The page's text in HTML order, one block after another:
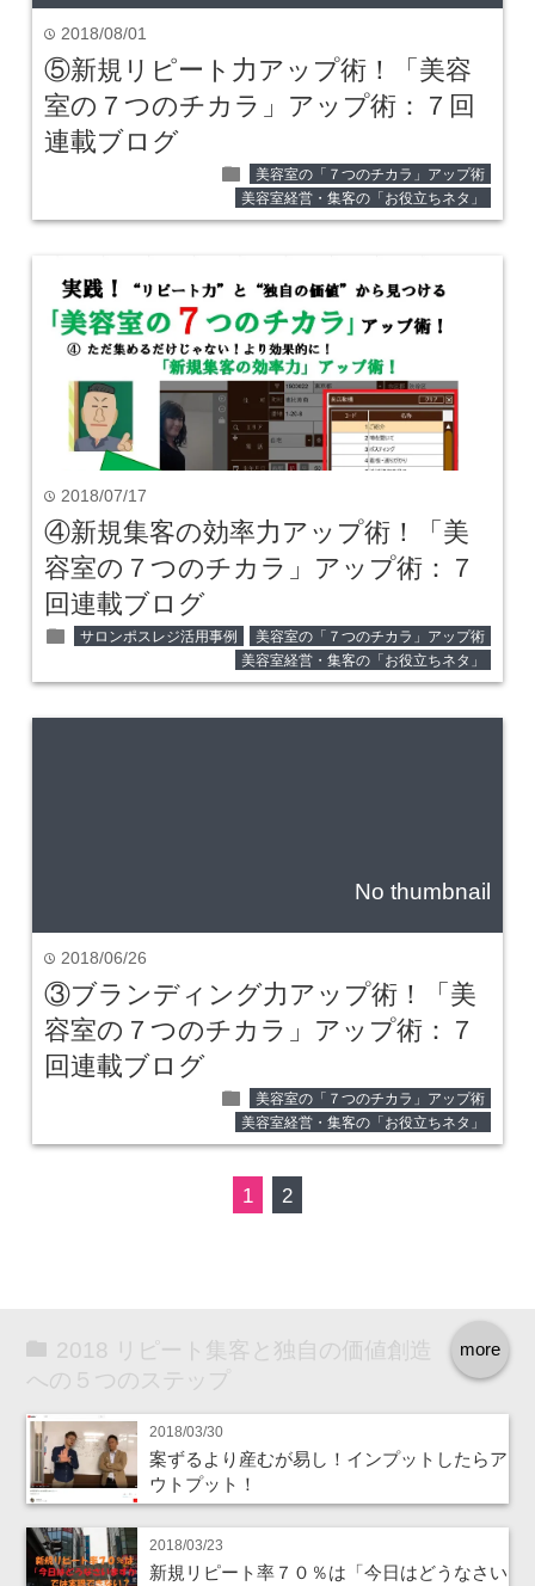
time 2018/08/01
⑤新規リピート力アップ術！「美容
室の７つのチカラ」アップ術：７回
連載ブログ
folder
美容室の「７つのチカラ」アップ術
美容室経営・集客の「お役立ちネタ」
time 2018/07/17
④新規集客の効率力アップ術！「美
容室の７つのチカラ」アップ術：７
回連載ブログ
folder サロンポスレジ活用事例
美容室の「７つのチカラ」アップ術
美容室経営・集客の「お役立ちネタ」
No thumbnail
time 2018/06/26
③ブランディング力アップ術！「美
容室の７つのチカラ」アップ術：７
回連載ブログ
folder
美容室の「７つのチカラ」アップ術
美容室経営・集客の「お役立ちネタ」
1 2
more
2018 リピート集客と独自の価値創造
への５つのステップ
2018/03/30
案ずるより産むが易し！インプットしたらア
ウトプット！
2018/03/23
新規リピート率７０％は「今日はどうなさい